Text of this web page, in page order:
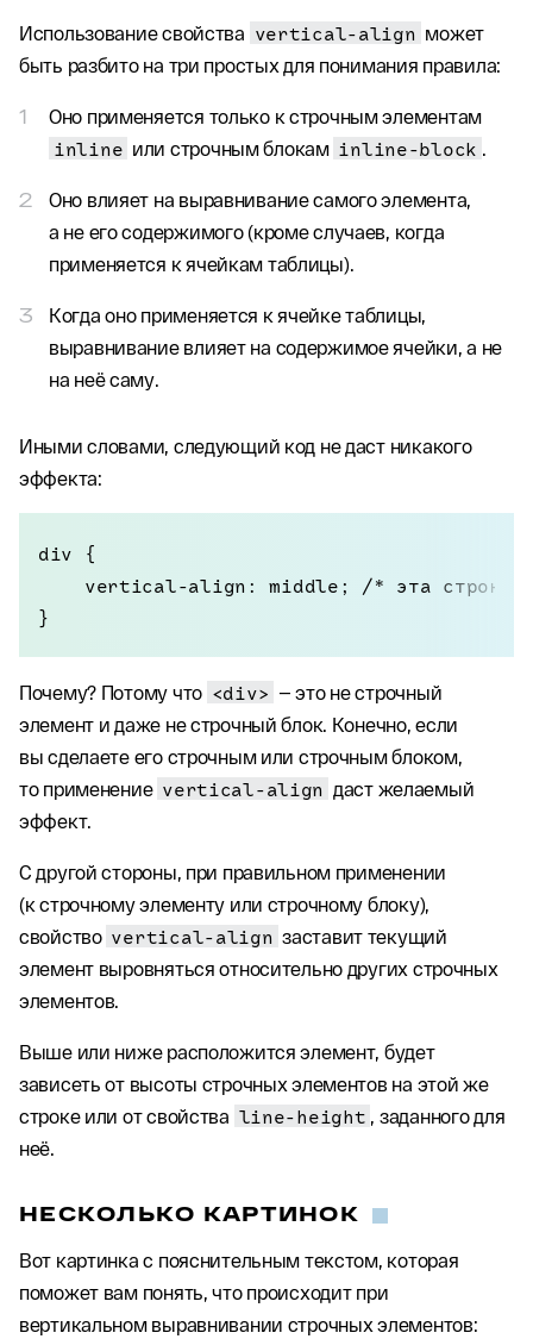
Использование свойства vertical-align может
быть разбито на три простых для понимания правила:
Оно применяется только к строчным элементам
inline или строчным блокам inline-block
Оно влияет на выравнивание самого элемента,
а не его содержимого (кроме случаев, когда
применяется к ячейкам таблицы).
Когда оно применяется к ячейке таблицы,
выравнивание влияет на содержимое ячейки, а не
на неё саму.
Иными словами, следующий код не даст никакого
эффекта:
div {
vertical-align: middle; /* эта строка
}
Почему? Потому что <div> — это не строчный
элемент и даже не строчный блок. Конечно, если
вы сделаете его строчным или строчным блоком,
то применение vertical-align даст желаемый
эффект.
С другой стороны, при правильном применении
(к строчному элементу или строчному блоку),
свойство vertical-align заставит текущий
элемент выровняться относительно других строчных
элементов.
Выше или ниже расположится элемент, будет
зависеть от высоты строчных элементов на этой же
строке или от свойства line-height
, заданного для
неё.
НЕСКОЛЬКО КАРТИНОК
Вот картинка с пояснительным текстом, которая
поможет вам понять, что происходит при
вертикальном выравнивании строчных элементов: